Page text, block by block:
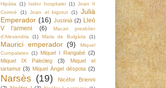
Hipàtia (1) Isidor hospitaler (1) Joan II
Comnè
(1) Joan el bigotut (1)
Julià
Emperador (16) Justinià (2) Lleó
V l'armeni
(6)
Macari presbíter
d'Alexandria
(1) Maria de Bulgària (1)
Maurici emperador (9)
Miquel
Curopalates (1) Miquel I Rangabé (2)
Miquel IX Paleòleg
(3)
Miquel el
tartamut (3) Miquel Àngel dèspota (2)
Narsès (19)
Nicèfor Brienni